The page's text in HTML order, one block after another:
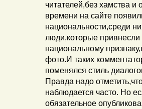
читателей,без хамства и
времени на сайте
национальности,среди
люди,которые
национальному
фото.И таких
поменялся стиль
Правда надо
наблюдается часто. Но
обязательное